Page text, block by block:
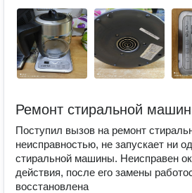
Ремонт стиральной
Поступил вызов на ремонт
неисправностью, не запускает ни
стиральной машины. Неисправен
действия, после его замены
восстановлена